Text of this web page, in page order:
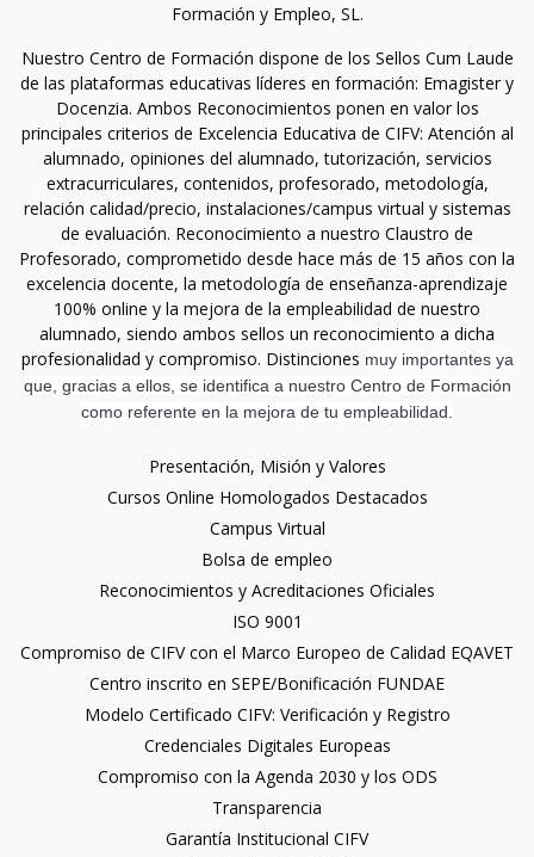
Formación y Empleo, SL.
Nuestro Centro de Formación dispone de los Sellos Cum Laude
de las plataformas educativas líderes en formación: Emagister y
Docenzia. Ambos Reconocimientos ponen en valor los
principales criterios de Excelencia Educativa de CIFV: Atención al
alumnado, opiniones del alumnado, tutorización, servicios
extracurriculares, contenidos, profesorado, metodología,
relación calidad/precio, instalaciones/campus virtual y sistemas
de evaluación. Reconocimiento a nuestro Claustro de
Profesorado, comprometido desde hace más de 15 años con la
excelencia docente, la metodología de enseñanza-aprendizaje
100% online y la mejora de la empleabilidad de nuestro
alumnado, siendo ambos sellos un reconocimiento a dicha
profesionalidad y compromiso. Distinciones muy importantes ya
que, gracias a ellos, se identifica a nuestro Centro de Formación
como referente en la mejora de tu empleabilidad.
Presentación, Misión y Valores
Cursos Online Homologados Destacados
Campus Virtual
Bolsa de empleo
Reconocimientos y Acreditaciones Oficiales
ISO 9001
Compromiso de CIFV con el Marco Europeo de Calidad EQAVET
Centro inscrito en SEPE/Bonificación FUNDAE
Modelo Certificado CIFV: Verificación y Registro
Credenciales Digitales Europeas
Compromiso con la Agenda 2030 y los ODS
Transparencia
Garantía Institucional CIFV